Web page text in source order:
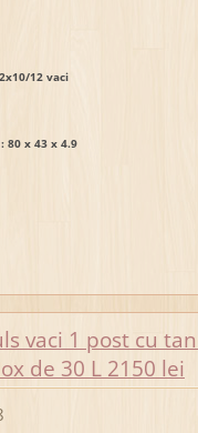
2x10/12 vaci
80 x 43 x 4.9
vaci 1 post cu
de 30 L 2150 lei